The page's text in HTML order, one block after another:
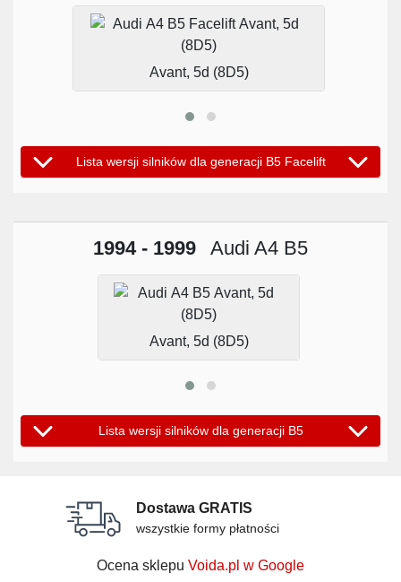
Avant, 5d (8D5)
Lista wersji silników dla generacji B5 Facelift
1994 - 1999 Audi A4 B5
Avant, 5d (8D5)
Lista wersji silników dla generacji B5
Dostawa GRATIS
wszystkie formy płatności
Ocena sklepu Voida.pl w Google